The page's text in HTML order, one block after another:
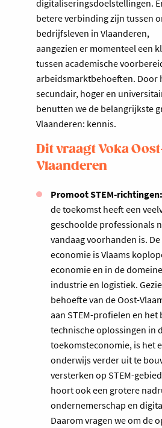
digitaliseringsdoelstellingen.
betere verbinding zijn tussen
bedrijfsleven in Vlaanderen,
aangezien er momenteel een
tussen academische
arbeidsmarktbehoeften. Door
secundair, hoger en
benutten we de belangrijkste
Vlaanderen: kennis.
Dit vraagt Voka
Vlaanderen
Promoot STEM-richtingen:
de toekomst heeft een
geschoolde professionals
vandaag voorhanden is.
economie is Vlaams
economie en in de
industrie en logistiek.
behoefte van de Oost-
aan STEM-profielen en het
technische oplossingen in
toekomsteconomie, is het
onderwijs verder uit te
versterken op STEM-
hoort ook een grotere
ondernemerschap en
Daarom vragen we om de